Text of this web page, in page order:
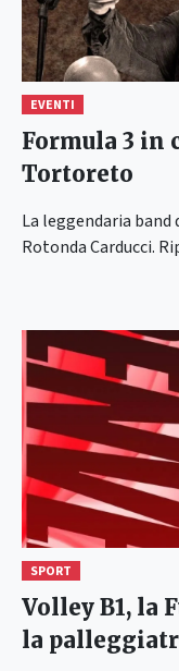
EVENTI
Formula 3 in
Tortoreto
La leggendaria
Rotonda Carducci.
SPORT
Volley B1, la
la